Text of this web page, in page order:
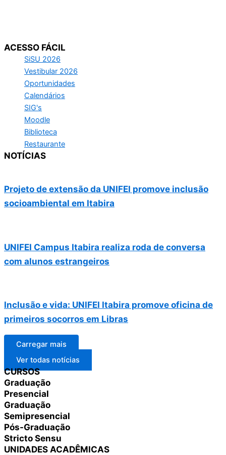
ACESSO FÁCIL
SiSU 2026
Vestibular 2026
Oportunidades
Calendários
SIG's
Moodle
Biblioteca
Restaurante
NOTÍCIAS
Projeto de extensão da UNIFEI promove inclusão
socioambiental em Itabira
UNIFEI Campus Itabira realiza roda de conversa
com alunos estrangeiros
Inclusão e vida: UNIFEI Itabira promove oficina de
primeiros socorros em Libras
Carregar mais
Ver todas notícias
CURSOS
Graduação
Presencial
Graduação
Semipresencial
Pós-Graduação
Stricto Sensu
UNIDADES ACADÊMICAS